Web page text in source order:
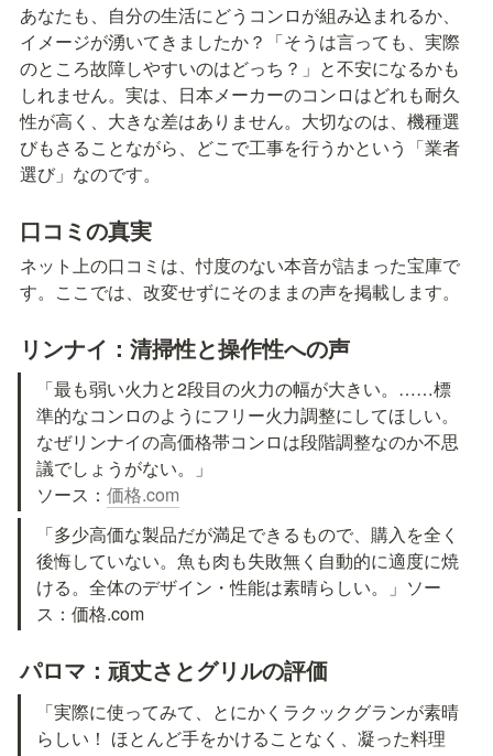
あなたも、自分の生活にどうコンロが組み込まれるか、
イメージが湧いてきましたか？「そうは言っても、実際
のところ故障しやすいのはどっち？」と不安になるかも
しれません。実は、日本メーカーのコンロはどれも耐久
性が高く、大きな差はありません。大切なのは、機種選
びもさることながら、どこで工事を行うかという「業者
選び」なのです。
口コミの真実
ネット上の口コミは、忖度のない本音が詰まった宝庫で
す。ここでは、改変せずにそのままの声を掲載します。
リンナイ：清掃性と操作性への声
「最も弱い火力と2段目の火力の幅が大きい。……標
準的なコンロのようにフリー火力調整にしてほしい。
なぜリンナイの高価格帯コンロは段階調整なのか不思
議でしょうがない。」
ソース：価格.com
「多少高価な製品だが満足できるもので、購入を全く
後悔していない。魚も肉も失敗無く自動的に適度に焼
ける。全体のデザイン・性能は素晴らしい。」ソー
ス：価格.com
パロマ：頑丈さとグリルの評価
「実際に使ってみて、とにかくラクックグランが素晴
らしい！ ほとんど手をかけることなく、凝った料理